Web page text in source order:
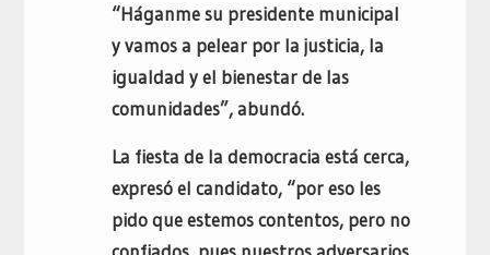
“Háganme su presidente municipal
y vamos a pelear por la justicia, la
igualdad y el bienestar de las
comunidades”, abundó.
La fiesta de la democracia está cerca,
expresó el candidato, “por eso les
pido que estemos contentos, pero no